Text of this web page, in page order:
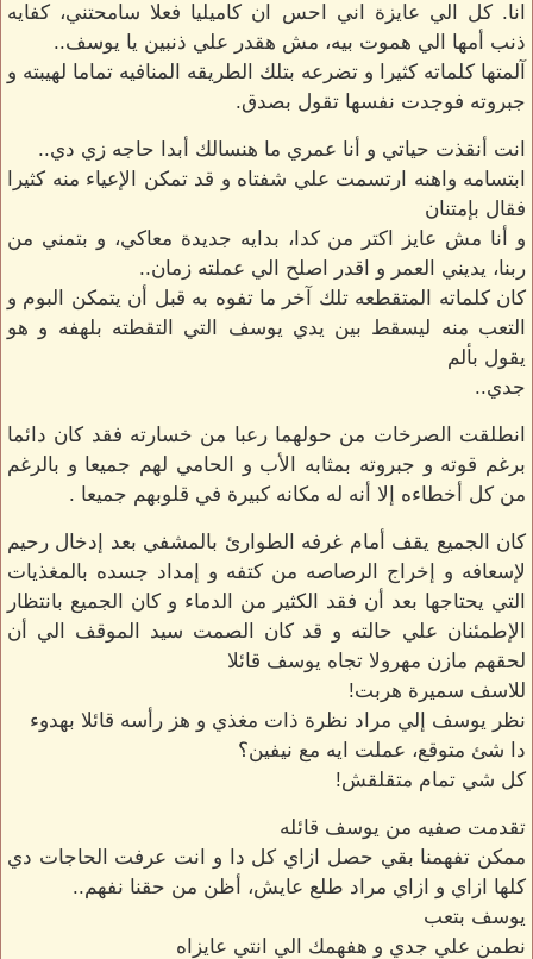
انا. كل الي عايزة اني احس ان كاميليا فعلا سامحتني، كفايه
ذنب أمها الي هموت بيه، مش هقدر علي ذنبين يا يوسف..
آلمتها كلماته كثيرا و تضرعه بتلك الطريقه المنافيه تماما لهيبته و
جبروته فوجدت نفسها تقول بصدق.
انت أنقذت حياتي و أنا عمري ما هنسالك أبدا حاجه زي دي..
ابتسامه واهنه ارتسمت علي شفتاه و قد تمكن الإعياء منه كثيرا
فقال بإمتنان
و أنا مش عايز اكتر من كدا، بدايه جديدة معاكي، و بتمني من
ربنا، يديني العمر و اقدر اصلح الي عملته زمان..
كان كلماته المتقطعه تلك آخر ما تفوه به قبل أن يتمكن البوم و
التعب منه ليسقط بين يدي يوسف التي التقطته بلهفه و هو
يقول بألم
جدي..
انطلقت الصرخات من حولهما رعبا من خسارته فقد كان دائما
برغم قوته و جبروته بمثابه الأب و الحامي لهم جميعا و بالرغم
من كل أخطاءه إلا أنه له مكانه كبيرة في قلوبهم جميعا .
كان الجميع يقف أمام غرفه الطوارئ بالمشفي بعد إدخال رحيم
لإسعافه و إخراج الرصاصه من كتفه و إمداد جسده بالمغذيات
التي يحتاجها بعد أن فقد الكثير من الدماء و كان الجميع بانتظار
الإطمئنان علي حالته و قد كان الصمت سيد الموقف الي أن
لحقهم مازن مهرولا تجاه يوسف قائلا
للاسف سميرة هربت!
نظر يوسف إلي مراد نظرة ذات مغذي و هز رأسه قائلا بهدوء
دا شئ متوقع، عملت ايه مع نيفين؟
كل شي تمام متقلقش!
تقدمت صفيه من يوسف قائله
ممكن تفهمنا بقي حصل ازاي كل دا و انت عرفت الحاجات دي
كلها ازاي و ازاي مراد طلع عايش، أظن من حقنا نفهم..
يوسف بتعب
نطمن علي جدي و هفهمك الي انتي عايزاه